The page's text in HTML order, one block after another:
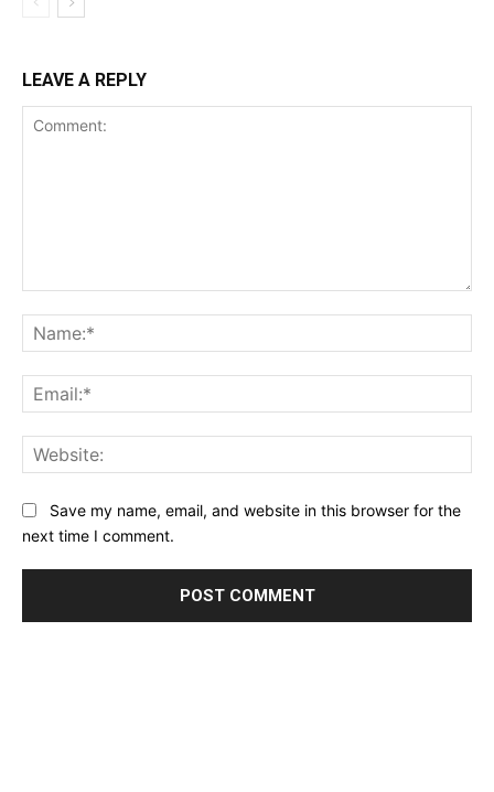
LEAVE A REPLY
Save my name, email, and website in this browser for the
next time I comment.